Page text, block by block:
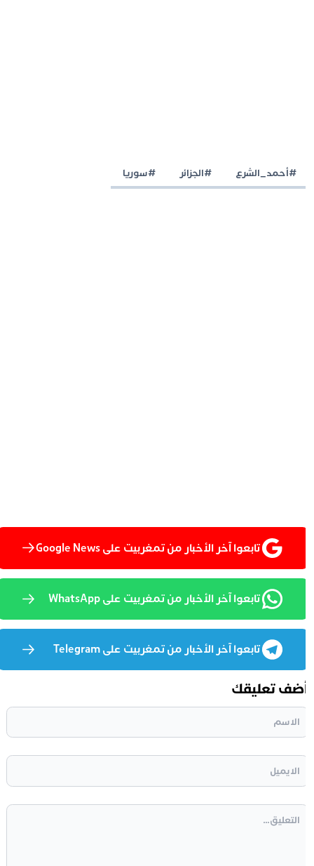
#أحمد_الشرع #الجزائر #سوريا
تابعوا آخر الأخبار من تمغربيت على Google News
تابعوا آخر الأخبار من تمغربيت على WhatsApp
تابعوا آخر الأخبار من تمغربيت على Telegram
تعليقك